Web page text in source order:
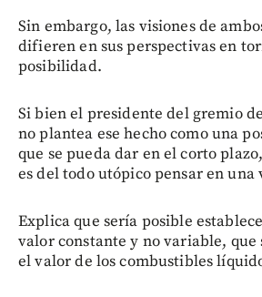
Sin embargo, las visiones de
difieren en sus perspectivas en
posibilidad.
Si bien el presidente del gremio
no plantea ese hecho como una
que se pueda dar en el corto
es del todo utópico pensar en una
Explica que sería posible
valor constante y no variable, que
el valor de los combustibles